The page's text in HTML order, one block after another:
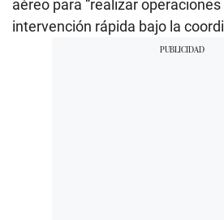
aéreo para “realizar
intervención rápida bajo la